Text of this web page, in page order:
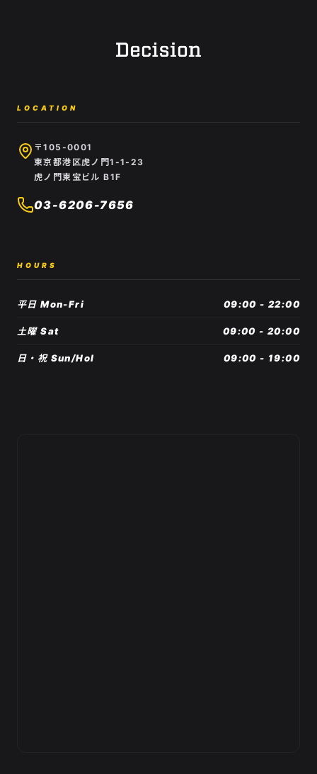
LOCATION
〒105-0001
東京都港区虎ノ門1-1-23
虎ノ門東宝ビル B1F
03-6206-7656
HOURS
平日 Mon-Fri 09:00 - 22:00
土曜 Sat 09:00 - 20:00
日・祝 Sun/Hol 09:00 - 19:00